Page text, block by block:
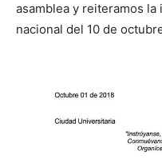
asamblea y reiteramos
nacional del 10 de